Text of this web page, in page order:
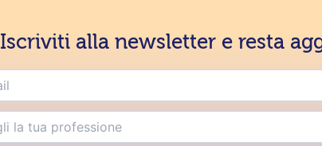
Iscriviti alla newsletter e resta